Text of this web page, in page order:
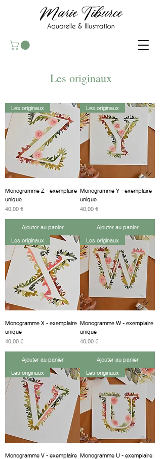
Les originaux
Les originaux
Monogramme Z - exemplaire
unique
Prix
40,00 €
Ajouter au panier
Les originaux
Monogramme Y - exemplaire
unique
Prix
40,00 €
Ajouter au panier
Les originaux
Monogramme X - exemplaire
unique
Prix
40,00 €
Ajouter au panier
Les originaux
Monogramme W - exemplaire
unique
Prix
40,00 €
Ajouter au panier
Les originaux
Monogramme V - exemplaire
Les originaux
Monogramme U - exemplaire